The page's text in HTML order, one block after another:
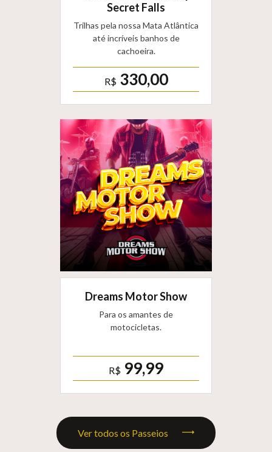
Secret Falls
Trilhas pela nossa Mata Atlântica
até incríveis banhos de
cachoeira.
R$330,00
Dreams Motor Show
Para os amantes de
motocicletas.
R$ 99,99
Ver todos os Passeios